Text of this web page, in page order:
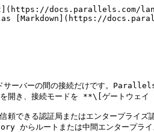
docs.parallels.com/
[Markdown](https://
サーバーの間の接続だけです。
き、接続モードを **\[ゲートウェイ
る認証局またはエンタープライズ
ルートまたは中間エンタープライ